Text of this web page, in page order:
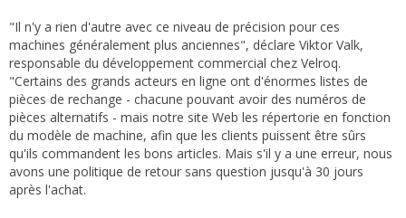
"Il n'y a rien d'autre avec ce niveau de précision pour ces
machines généralement plus anciennes", déclare Viktor Valk,
responsable du développement commercial chez Velroq.
"Certains des grands acteurs en ligne ont d'énormes listes de
pièces de rechange - chacune pouvant avoir des numéros de
pièces alternatifs - mais notre site Web les répertorie en fonction
du modèle de machine, afin que les clients puissent être sûrs
qu'ils commandent les bons articles. Mais s'il y a une erreur, nous
avons une politique de retour sans question jusqu'à 30 jours
après l'achat.